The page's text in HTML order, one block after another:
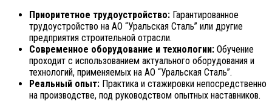
Приоритетное трудоустройство: Гарантированное
трудоустройство на АО “Уральская Сталь” или другие
предприятия строительной отрасли.
Современное оборудование и технологии: Обучение
проходит с использованием актуального оборудования и
технологий, применяемых на АО “Уральская Сталь”.
Реальный опыт: Практика и стажировки непосредственно
на производстве, под руководством опытных наставников.